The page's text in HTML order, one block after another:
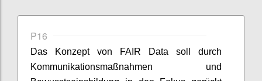
P16
Das Konzept von FAIR Data soll durch
Kommunikationsmaßnahmen und